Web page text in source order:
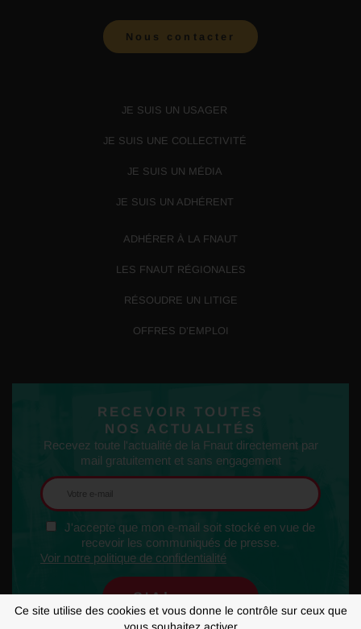
Ce site utilise des cookies et vous donne le contrôle sur ceux que
Nous contacter
JE SUIS UN USAGER
JE SUIS UNE COLLECTIVITÉ
JE SUIS UN MÉDIA
JE SUIS UN ADHÉRENT
ADHÉRER À LA FNAUT
LES FNAUT RÉGIONALES
RÉSOUDRE UN LITIGE
OFFRES D’EMPLOI
RECEVOIR TOUTES
NOS ACTUALITÉS
Recevez toute l'actualité de la Fnaut directement par
mail gratuitement et sans engagement
J'accepte que mon e-mail soit stocké en vue de
recevoir les communiqués de presse.
Voir notre politique de confidentialité